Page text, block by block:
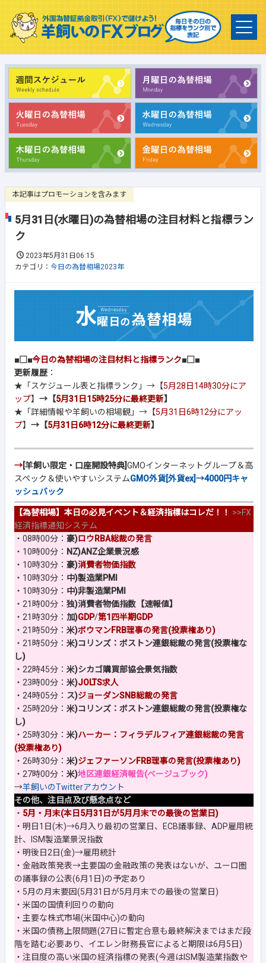
本記事はプロモーションを含みます
5月31日(水曜日)の為替相場の注目材料と指標ラン
ク
2023年5月31日06:15
カテゴリ： 今日の為替相場2023年
■□■今日の為替相場の注目材料と指標ランク■□■
更新履歴 ：
★「スケジュール表と指標ランク」→【5月28日14時30分にア
ップ】 →【5月31日15時25分に最終更新】
★「詳細情報や羊飼いの相場観」→【5月31日6時12分にアッ
プ】 →【5月31日6時12分に最終更新】
→[羊飼い限定・口座開設特典]GMOインターネットグループ＆高
スペック＆使いやすいシステムGMO外貨[外貨ex]→4000円キャ
ッシュバック
【為替相場】本日の必見イベント＆経済指標はコレだ！！ >>FX
経済指標通知システム
・08時00分： 豪)ロウRBA総裁の発言
・10時00分： NZ)ANZ企業景況感
・10時30分： 豪)消費者物価指数
・10時30分： 中)製造業PMI
・10時30分： 中)非製造業PMI
・21時00分： 独)消費者物価指数【速報値】
・21時30分： 加)GDP/第1四半期GDP
・21時50分： 米)ボウマンFRB理事の発言(投票権あり)
・21時50分： 米)コリンズ：ボストン連銀総裁の発言(投票権な
し)
・22時45分： 米)シカゴ購買部協会景気指数
・23時00分： 米)JOLTS求人
・24時05分： ス)ジョーダンSNB総裁の発言
・25時20分： 米)コリンズ：ボストン連銀総裁の発言(投票権な
し)
・25時30分： 米)ハーカー：フィラデルフィア連銀総裁の発言
(投票権あり)
・26時30分： 米)ジェファーソンFRB理事の発言(投票権あり)
・27時00分： 米)地区連銀経済報告(ベージュブック)
→羊飼いのTwitterアカウント
その他、注目点及び懸念点など
・ 5月・月末(本日5月31日が5月月末での最後の営業日)
・明日1日(木)→6月入り最初の営業日、ECB議事録、ADP雇用統
計、ISM製造業景況指数
・明後日2日(金)→雇用統計
・金融政策発表→主要国の金融政策の発表はないが、ユーロ圏
の議事録の公表(6月1日)の予定あり
・5月の月末要因(5月31日が5月月末での最後の営業日)
・米国の国債利回りの動向
・主要な株式市場(米国中心)の動向
・米国の債務上限問題(27日に暫定合意も最終解決まではまだ段
階を踏む必要あり、イエレン財務長官によると期限は6月5日)
・注目度の高い米国の経済指標の発表(今週はISM製造業指数や